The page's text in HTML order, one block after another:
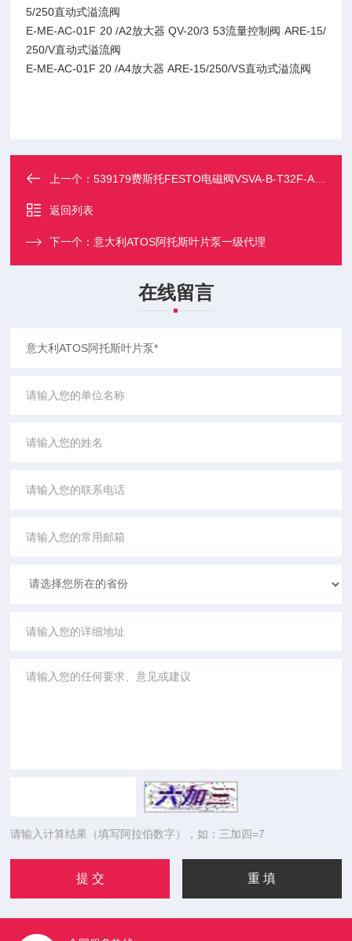
5/250直动式溢流阀
E-ME-AC-01F 20 /A2放大器 QV-20/3 53流量控制阀 ARE-15/
250/V直动式溢流阀
E-ME-AC-01F 20 /A4放大器 ARE-15/250/VS直动式溢流阀
上一个：539179费斯托FESTO电磁阀VSVA-B-T32F-AZD-A2-1T1L
返回列表
下一个：意大利ATOS阿托斯叶片泵一级代理
在线留言
请输入计算结果（填写阿拉伯数字），如：三加四=7